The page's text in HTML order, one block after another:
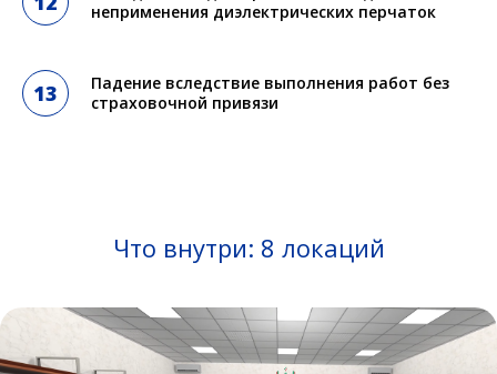
неприменения диэлектрических перчаток
Падение вследствие выполнения работ без
страховочной привязи
Что внутри: 8 локаций